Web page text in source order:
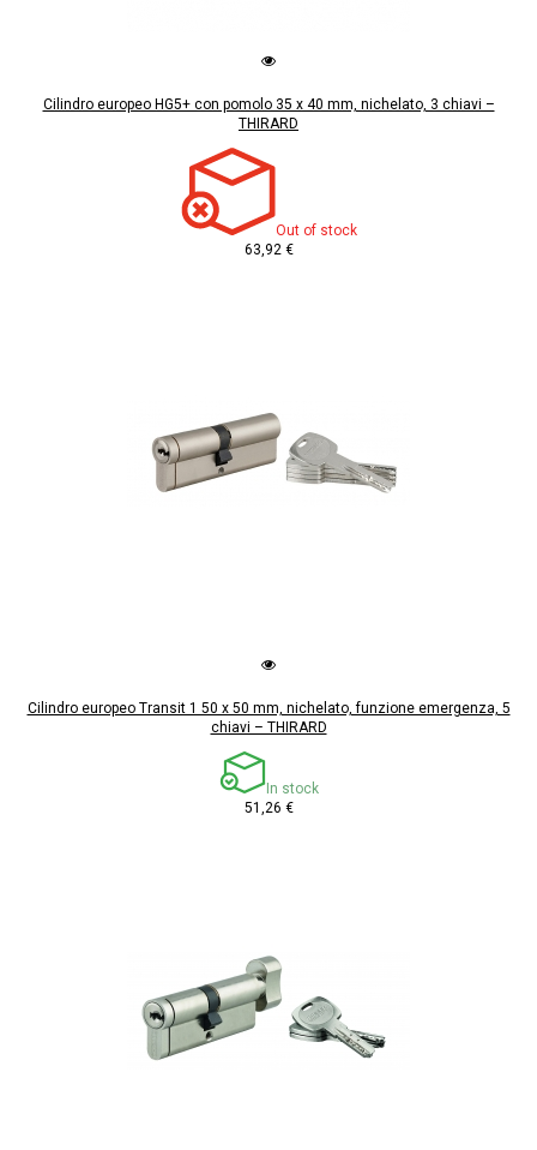
Cilindro europeo HG5+ con pomolo 35 x 40 mm, nichelato, 3 chiavi –
THIRARD
Out of stock
63,92 €
Cilindro europeo Transit 1 50 x 50 mm, nichelato, funzione emergenza, 5
chiavi – THIRARD
In stock
51,26 €